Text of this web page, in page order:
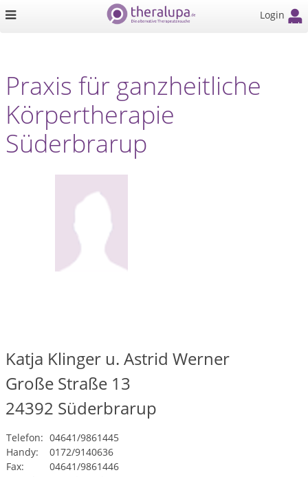
Login
Praxis für ganzheitliche
Körpertherapie
Süderbrarup
Katja Klinger u. Astrid Werner
Große Straße 13
24392 Süderbrarup
Telefon: 04641/9861445
Handy:
0172/9140636
Fax:
04641/9861446